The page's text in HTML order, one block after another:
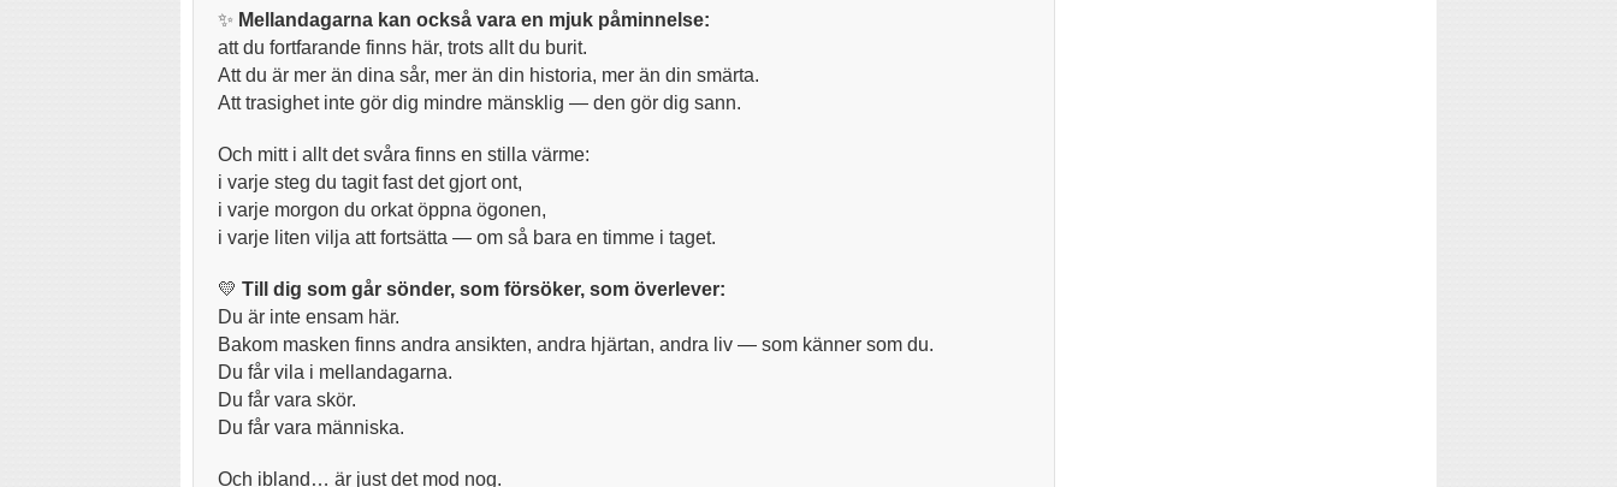
✨ Mellandagarna kan också vara en mjuk påminnelse:
att du fortfarande finns här, trots allt du burit.
Att du är mer än dina sår, mer än din historia, mer än din smärta.
Att trasighet inte gör dig mindre mänsklig — den gör dig sann.
Och mitt i allt det svåra finns en stilla värme:
i varje steg du tagit fast det gjort ont,
i varje morgon du orkat öppna ögonen,
i varje liten vilja att fortsätta — om så bara en timme i taget.
💛 Till dig som går sönder, som försöker, som överlever:
Du är inte ensam här.
Bakom masken finns andra ansikten, andra hjärtan, andra liv — som känner som du.
Du får vila i mellandagarna.
Du får vara skör.
Du får vara människa.
Och ibland… är just det mod nog.